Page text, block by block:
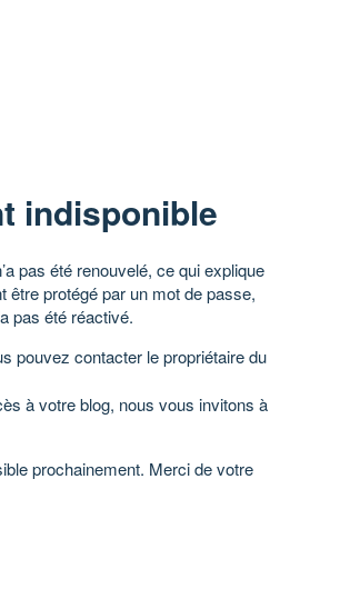
indisponible
pas été renouvelé, ce qui explique
être protégé par un mot de passe,
pas été réactivé.
pouvez contacter le propriétaire du
à votre blog, nous vous invitons à
prochainement. Merci de votre